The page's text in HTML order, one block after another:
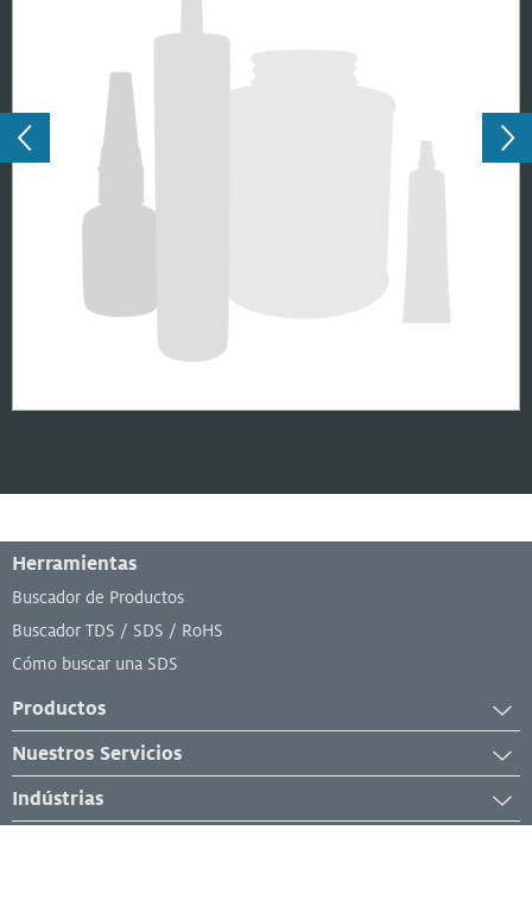
Herramientas
Buscador de Productos
Buscador TDS / SDS / RoHS
Cómo buscar una SDS
Productos
Recubrimientos Industriales
Lubricantes Industriales
Nuestros Servicios
General
Equipos
Indústrias